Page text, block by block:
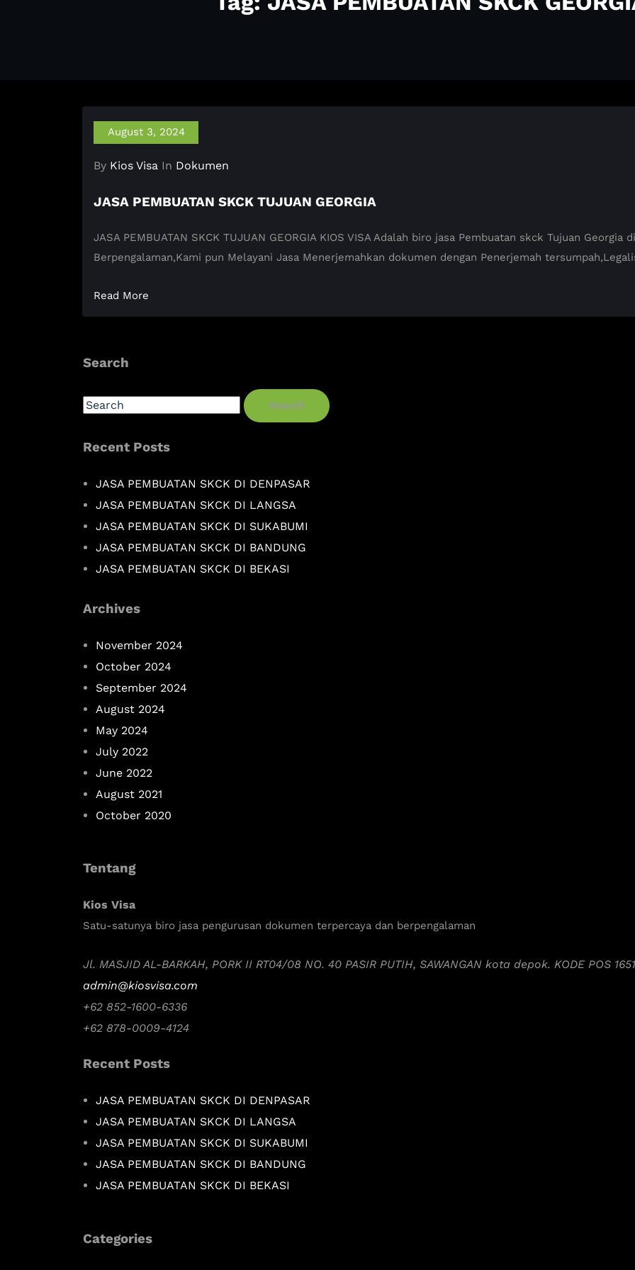
August 3, 2024
By Kios Visa In Dokumen
JASA PEMBUATAN SKCK TUJUAN GEORGIA
JASA PEMBUATAN SKCK TUJUAN GEORGIA KIOS VISA Adalah biro jasa Pembuatan skck Tujuan
Berpengalaman,Kami pun Melayani Jasa Menerjemahkan dokumen dengan Penerjemah
Read More
Search
Search
Recent Posts
JASA PEMBUATAN SKCK DI DENPASAR
JASA PEMBUATAN SKCK DI LANGSA
JASA PEMBUATAN SKCK DI SUKABUMI
JASA PEMBUATAN SKCK DI BANDUNG
JASA PEMBUATAN SKCK DI BEKASI
Archives
November 2024
October 2024
September 2024
August 2024
May 2024
July 2022
June 2022
August 2021
October 2020
Tentang
Kios Visa
Satu-satunya biro jasa pengurusan dokumen terpercaya dan berpengalaman
Jl. MASJID AL-BARKAH, PORK II RT04/08 NO. 40 PASIR PUTIH, SAWANGAN kota depok. KODE POS
admin@kiosvisa.com
+62 852-1600-6336
+62 878-0009-4124
Recent Posts
JASA PEMBUATAN SKCK DI DENPASAR
JASA PEMBUATAN SKCK DI LANGSA
JASA PEMBUATAN SKCK DI SUKABUMI
JASA PEMBUATAN SKCK DI BANDUNG
JASA PEMBUATAN SKCK DI BEKASI
Categories